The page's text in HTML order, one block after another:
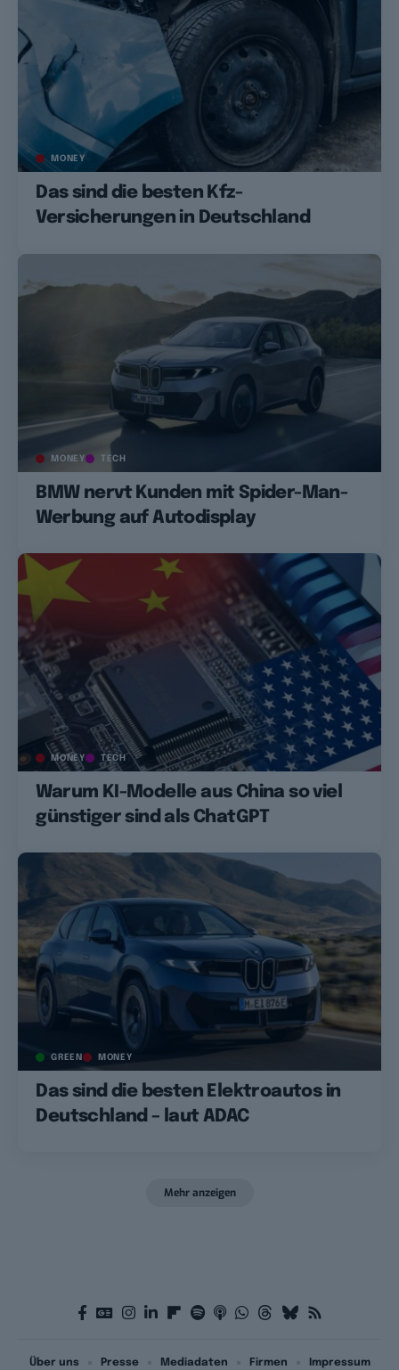
MONEY
Das sind die besten Kfz-
Versicherungen in Deutschland
MONEY TECH
BMW nervt Kunden mit Spider-Man-
Werbung auf Autodisplay
MONEY TECH
Warum KI-Modelle aus China so viel
günstiger sind als ChatGPT
GREEN MONEY
Das sind die besten Elektroautos in
Deutschland – laut ADAC
Mehr anzeigen
Über uns Presse Mediadaten Firmen Impressum